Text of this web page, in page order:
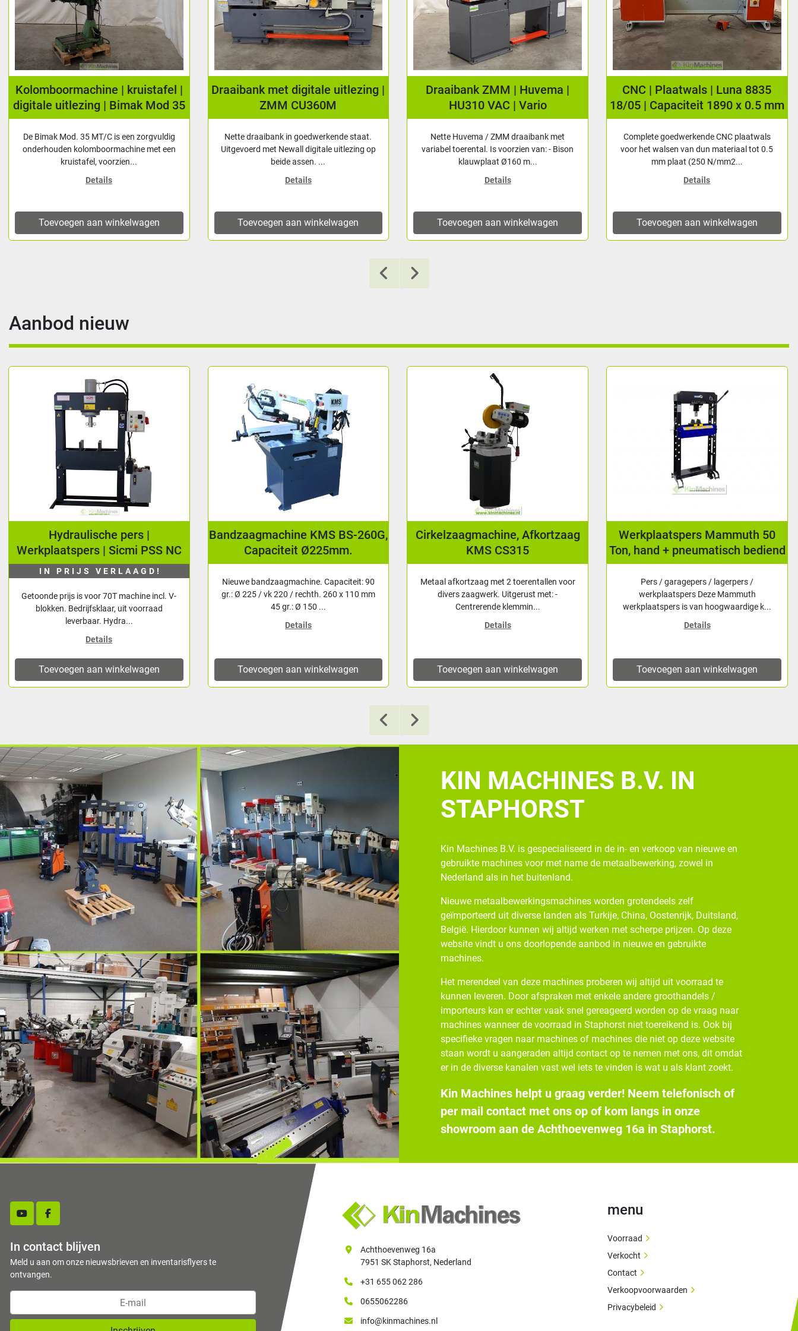
Draaibank met digitale uitlezing |
ZMM CU360M
Nette draaibank in goedwerkende staat.
Uitgevoerd met Newall digitale uitlezing op
beide assen. ...
Details
Toevoegen aan winkelwagen
Draaibank ZMM | Huvema |
HU310 VAC | Vario
Nette Huvema / ZMM draaibank met
variabel toerental. Is voorzien van: - Bison
klauwplaat Ø160 m...
Details
Toevoegen aan winkelwagen
CNC | Plaatwals | Luna 8835
18/05 | Capaciteit 1890 x 0.5 mm
Complete goedwerkende CNC plaatwals
voor het walsen van dun materiaal tot 0.5
mm plaat (250 N/mm2...
Details
Toevoegen aan winkelwagen
Cirkelzaagmachine | Afkortzaag |
Huvema HU 250 DV
Deze goedwerkende Huvema HU 250 DV
cirkelzaagmachine biedt betrouwbaarheid
voor precisiewerkzaamh...
Details
Toevoegen aan winkelwagen
Aanbod nieuw
Bandzaagmachine KMS BS-260G,
Capaciteit Ø225mm.
gr.: Ø 225 / vk 220 / rechth. 260 x 110 mm
45 gr.: Ø 150 ...
Details
Toevoegen aan winkelwagen
Cirkelzaagmachine, Afkortzaag
KMS CS315
Metaal afkortzaag met 2 toerentallen voor
divers zaagwerk. Uitgerust met: -
Centrerende klemmin...
Details
Toevoegen aan winkelwagen
Werkplaatspers Mammuth 50
Ton, hand + pneumatisch bediend
Pers / garagepers / lagerpers /
werkplaatspers Deze Mammuth
werkplaatspers is van hoogwaardige k...
Details
Toevoegen aan winkelwagen
Bandzaagmachine Carif 260
BSA/2 (VAR-E)
De Carif bandzaagmachines kenmerken
zich door een simpele maar doeltreffende
werking. Door het g...
Details
Toevoegen aan winkelwagen
KIN MACHINES B.V. IN
STAPHORST
Kin Machines B.V. is gespecialiseerd in de in- en verkoop van nieuwe en
gebruikte machines voor met name de metaalbewerking, zowel in
Nederland als in het buitenland.
Nieuwe metaalbewerkingsmachines worden grotendeels zelf
geïmporteerd uit diverse landen als Turkije, China, Oostenrijk, Duitsland,
België. Hierdoor kunnen wij altijd werken met scherpe prijzen. Op deze
website vindt u ons doorlopende aanbod in nieuwe en gebruikte
machines.
Het merendeel van deze machines proberen wij altijd uit voorraad te
kunnen leveren. Door afspraken met enkele andere groothandels /
importeurs kan er echter vaak snel gereageerd worden op de vraag naar
machines wanneer de voorraad in Staphorst niet toereikend is. Ook bij
specifieke vragen naar machines of machines die niet op deze website
staan wordt u aangeraden altijd contact op te nemen met ons, dit omdat
er in de diverse kanalen vast wel iets te vinden is wat u als klant zoekt.
Kin Machines helpt u graag verder! Neem telefonisch of
per mail contact met ons op of kom langs in onze
showroom aan de Achthoevenweg 16a in Staphorst.
youtubefacebook
In contact blijven
Meld u aan om onze nieuwsbrieven en inventarisflyers te
ontvangen.
Achthoevenweg 16a
7951 SK Staphorst, Nederland
+31 655 062 286
0655062286
info@kinmachines.nl
menu
Voorraad
Verkocht
Contact
Verkoopvoorwaarden
Privacybeleid